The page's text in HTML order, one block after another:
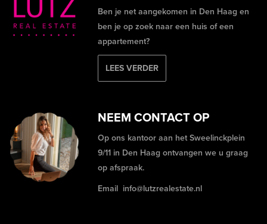
Ben je net aangekomen in Den Haag en
ben je op zoek naar een huis of een
appartement?
LEES VERDER
NEEM CONTACT OP
Op ons kantoor aan het Sweelinckplein
9/11 in Den Haag ontvangen we u graag
op afspraak.
Email info@lutzrealestate.nl